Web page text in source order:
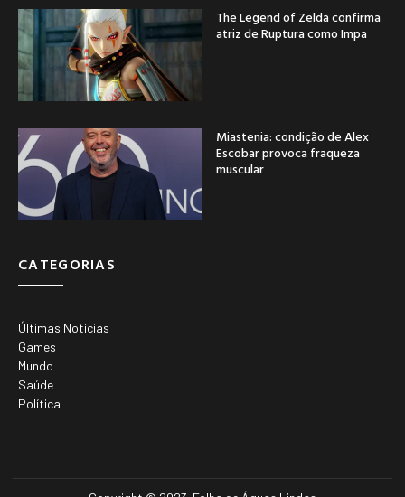
The Legend of Zelda confirma
atriz de Ruptura como Impa
Miastenia: condição de Alex
Escobar provoca fraqueza
muscular
CATEGORIAS
Últimas Notícias
Games
Mundo
Saúde
Política